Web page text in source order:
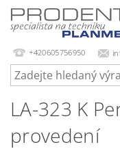
+420605756950
LA-323 K
provedení